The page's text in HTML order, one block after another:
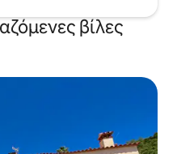
βίλες